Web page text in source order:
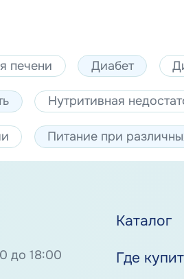
печени Диабет
Нутритивная
Питание при
до 18:00
Каталог
Где